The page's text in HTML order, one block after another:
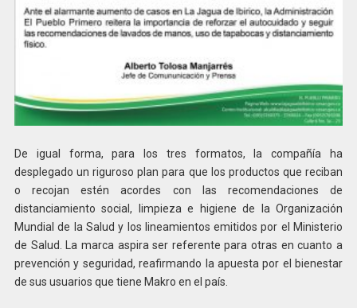
De igual forma, para los tres formatos, la compañía ha
desplegado un riguroso plan para que los productos que reciban
o recojan estén acordes con las recomendaciones de
distanciamiento social, limpieza e higiene de la Organización
Mundial de la Salud y los lineamientos emitidos por el Ministerio
de Salud. La marca aspira ser referente para otras en cuanto a
prevención y seguridad, reafirmando la apuesta por el bienestar
de sus usuarios que tiene Makro en el país.